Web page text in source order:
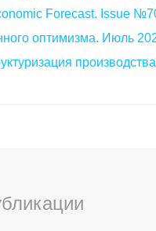
Forecast. Issue
оптимизма. Июль